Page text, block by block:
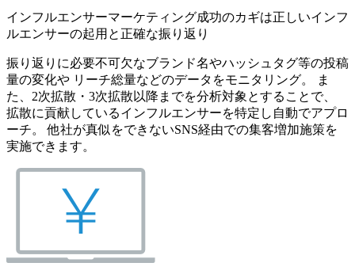
インフルエンサーマーケティング成功のカギは正しいインフ
ルエンサーの起用と正確な振り返り
振り返りに必要不可欠なブランド名やハッシュタグ等の投稿
量の変化や リーチ総量などのデータをモニタリング。 ま
た、2次拡散・3次拡散以降までを分析対象とすることで、
拡散に貢献しているインフルエンサーを特定し自動でアプロ
ーチ。 他社が真似をできないSNS経由での集客増加施策を
実施できます。